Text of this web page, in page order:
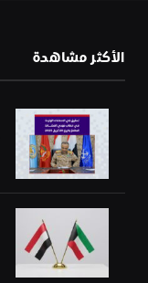
الأكثر مشاهدة